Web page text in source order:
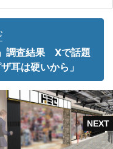
調査結果 Xで話題
耳は硬いから」